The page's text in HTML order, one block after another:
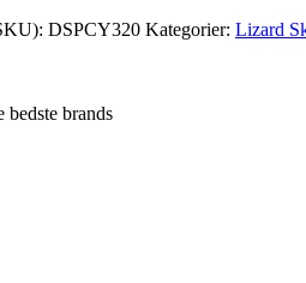
DSPCY320 Kategorier: Lizard
brands